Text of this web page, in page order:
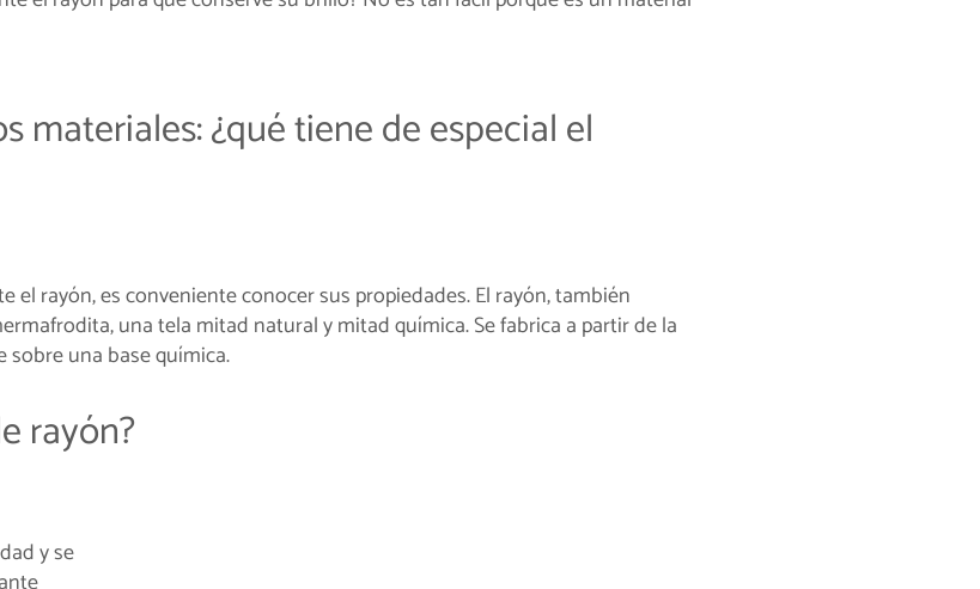
materiales: ¿qué tiene de especial el
el rayón, es conveniente conocer sus propiedades. El rayón, también
una tela mitad natural y mitad química. Se fabrica a partir de la
sobre una base química.
rayón?
y se